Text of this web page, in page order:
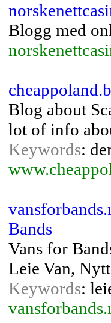
Blogg med
Blog about
lot of info
Keywords:
Bands
Vans for
Leie Van,
Keywords: